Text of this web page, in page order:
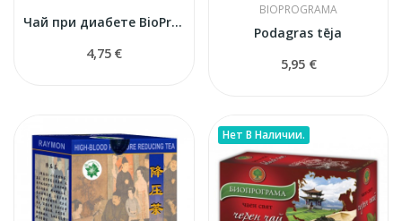
Чай при диабете BioProgramma
4,75 €
BIOPROGRAMA
Podagras tēja
5,95 €
Нет В Наличии.